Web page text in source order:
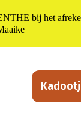
bij het